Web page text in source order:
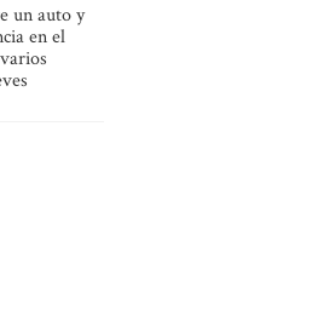
un auto y
en el